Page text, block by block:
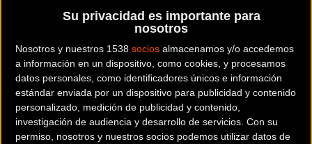
Su privacidad es importante para
nosotros
Nosotros y nuestros 1538 socios almacenamos y/o accedemos
a información en un dispositivo, como cookies, y procesamos
datos personales, como identificadores únicos e información
estándar enviada por un dispositivo para publicidad y contenido
personalizado, medición de publicidad y contenido,
investigación de audiencia y desarrollo de servicios. Con su
permiso, nosotros y nuestros socios podemos utilizar datos de
Salud